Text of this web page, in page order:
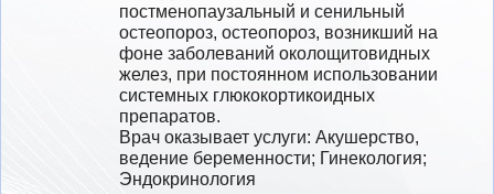
постменопаузальный и сенильный
остеопороз, остеопороз, возникший на
фоне заболеваний околощитовидных
желез, при постоянном использовании
системных глюкокортикоидных
препаратов.
Врач оказывает услуги: Акушерство,
ведение беременности; Гинекология;
Эндокринология